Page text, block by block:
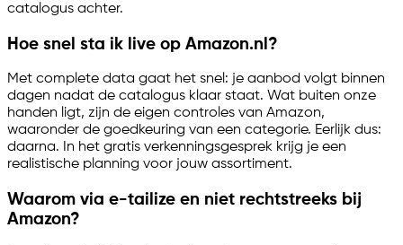
catalogus achter.
Hoe snel sta ik live op Amazon.nl?
Met complete data gaat het snel: je aanbod volgt binnen
dagen nadat de catalogus klaar staat. Wat buiten onze
handen ligt, zijn de eigen controles van Amazon,
waaronder de goedkeuring van een categorie. Eerlijk dus:
daarna. In het gratis verkenningsgesprek krijg je een
realistische planning voor jouw assortiment.
Waarom via e-tailize en niet rechtstreeks bij
Amazon?